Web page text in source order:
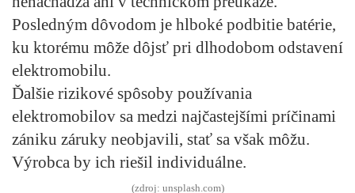
Posledným dôvodom je hlboké podbitie batérie,
ku ktorému môže dôjsť pri dlhodobom odstavení
elektromobilu.
Ďalšie rizikové spôsoby používania
elektromobilov sa medzi najčastejšími príčinami
zániku záruky neobjavili, stať sa však môžu.
Výrobca by ich riešil individuálne.
(zdroj: unsplash.com)